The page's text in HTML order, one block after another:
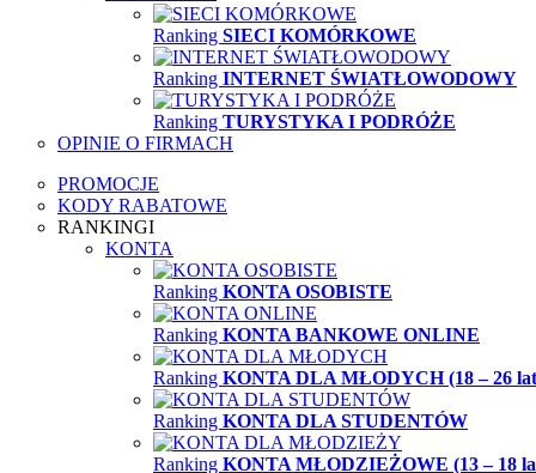
Ranking SIECI KOMÓRKOWE
Ranking INTERNET ŚWIATŁOWODOWY
Ranking TURYSTYKA I PODRÓŻE
OPINIE O FIRMACH
PROMOCJE
KODY RABATOWE
RANKINGI
KONTA
Ranking KONTA OSOBISTE
Ranking KONTA BANKOWE ONLINE
Ranking KONTA DLA MŁODYCH (18 – 26
Ranking KONTA DLA STUDENTÓW
Ranking KONTA MŁODZIEŻOWE (13 – 18